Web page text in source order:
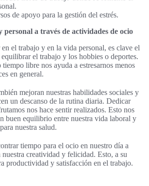
de apoyo para la gestión del estrés.
personal a través de actividades de ocio
en el trabajo y en la vida personal, es clave el
el trabajo y los hobbies o deportes.
libre nos ayuda a estresarnos menos
en general.
mejoran nuestras habilidades sociales y
un descanso de la rutina diaria. Dedicar
nos hace sentir realizados. Esto nos
buen equilibrio entre nuestra vida laboral y
nuestra salud.
tiempo para el ocio en nuestro día a
creatividad y felicidad. Esto, a su
productividad y satisfacción en el trabajo.